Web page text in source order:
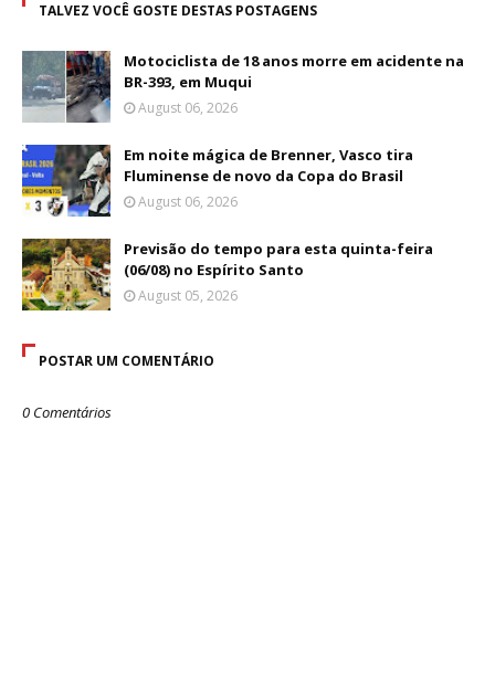
TALVEZ VOCÊ GOSTE DESTAS POSTAGENS
Motociclista de 18 anos morre em acidente na
BR-393, em Muqui
August 06, 2026
Em noite mágica de Brenner, Vasco tira
Fluminense de novo da Copa do Brasil
August 06, 2026
Previsão do tempo para esta quinta-feira
(06/08) no Espírito Santo
August 05, 2026
POSTAR UM COMENTÁRIO
0 Comentários